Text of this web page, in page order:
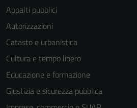
Appalti pubblici
Autorizzazioni
Catasto e urbanistica
Cultura e tempo libero
Educazione e formazione
Giustizia e sicurezza pubblica